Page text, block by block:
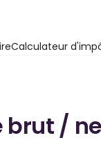
Calculateur
/